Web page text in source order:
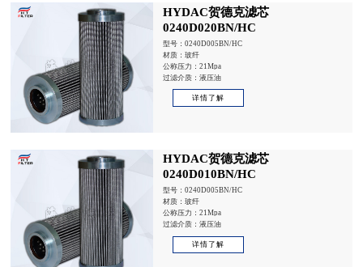
HYDAC贺德克滤芯
0240D020BN/HC
型号：0240D005BN/HC
材质：玻纤
公称压力：21Mpa
过滤介质：液压油
详情了解
HYDAC贺德克滤芯
0240D010BN/HC
型号：0240D005BN/HC
材质：玻纤
公称压力：21Mpa
过滤介质：液压油
详情了解